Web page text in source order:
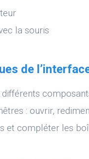
la souris
de
différents
: ouvrir,
et compléter les